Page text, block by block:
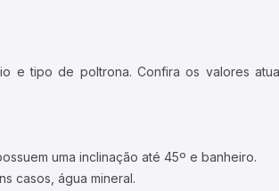
e tipo de poltrona. Confira os valores
uma inclinação até 45º e banheiro.
casos, água mineral.